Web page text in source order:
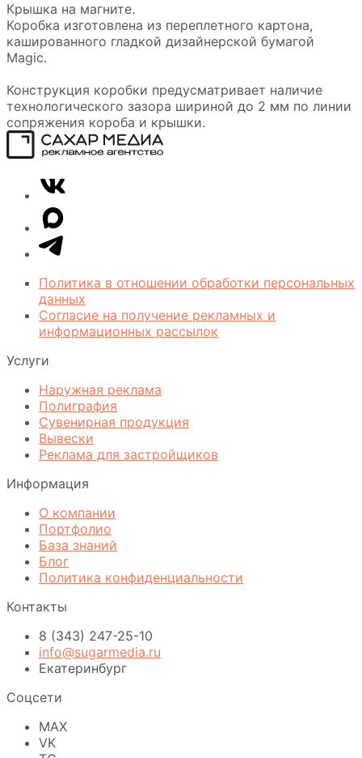
Крышка на магните.
Коробка изготовлена из переплетного картона,
кашированного гладкой дизайнерской бумагой
Magic.
Конструкция коробки предусматривает наличие
технологического зазора шириной до 2 мм по линии
сопряжения короба и крышки.
МедиаVK
Telegram
MAX
Политика в отношении обработки персональных
данных
Согласие на получение рекламных и
информационных рассылок
Услуги
Наружная реклама
Полиграфия
Сувенирная продукция
Вывески
Реклама для застройщиков
Информация
О компании
Портфолио
База знаний
Блог
Политика конфиденциальности
Контакты
8 (343) 247-25-10
info@sugarmedia.ru
Екатеринбург
Соцсети
MAX
VK